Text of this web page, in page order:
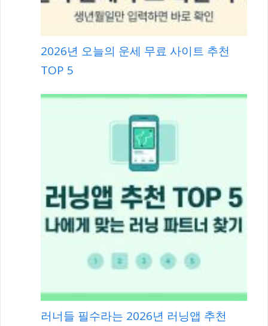
2026년 오늘의 운세 무료 사이트 추천
TOP 5
러너들 필수라는 2026년 러닝앱 추천